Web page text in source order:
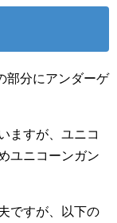
部分にアンダーゲ
ますが、ユニコ
ユニコーンガン
ですが、以下の